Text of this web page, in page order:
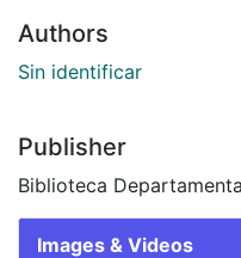
Authors
Sin identificar
Publisher
Biblioteca
Images & Videos